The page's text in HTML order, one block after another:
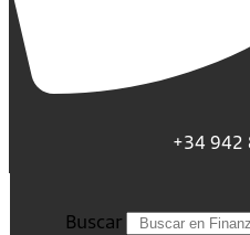
+34 942
Buscar